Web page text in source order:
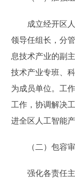
成立经开区
领导任组长，分
息技术产业的副
技术产业专班、
为成员单位。工
工作，协调解决
进全区人工智能产
（二）包容
强化各责任